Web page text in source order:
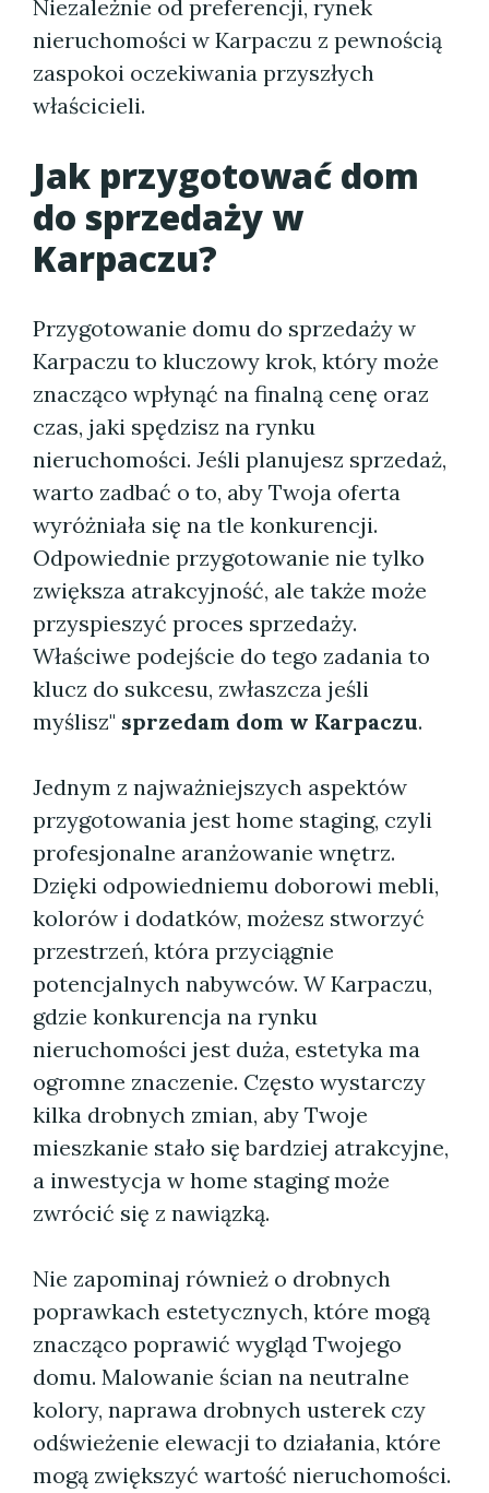
Niezależnie od preferencji, rynek
nieruchomości w Karpaczu z pewnością
zaspokoi oczekiwania przyszłych
właścicieli.
Jak przygotować dom
do sprzedaży w
Karpaczu?
Przygotowanie domu do sprzedaży w
Karpaczu to kluczowy krok, który może
znacząco wpłynąć na finalną cenę oraz
czas, jaki spędzisz na rynku
nieruchomości. Jeśli planujesz sprzedaż,
warto zadbać o to, aby Twoja oferta
wyróżniała się na tle konkurencji.
Odpowiednie przygotowanie nie tylko
zwiększa atrakcyjność, ale także może
przyspieszyć proces sprzedaży.
Właściwe podejście do tego zadania to
klucz do sukcesu, zwłaszcza jeśli
myślisz" sprzedam dom w Karpaczu.
Jednym z najważniejszych aspektów
przygotowania jest home staging, czyli
profesjonalne aranżowanie wnętrz.
Dzięki odpowiedniemu doborowi mebli,
kolorów i dodatków, możesz stworzyć
przestrzeń, która przyciągnie
potencjalnych nabywców. W Karpaczu,
gdzie konkurencja na rynku
nieruchomości jest duża, estetyka ma
ogromne znaczenie. Często wystarczy
kilka drobnych zmian, aby Twoje
mieszkanie stało się bardziej atrakcyjne,
a inwestycja w home staging może
zwrócić się z nawiązką.
Nie zapominaj również o drobnych
poprawkach estetycznych, które mogą
znacząco poprawić wygląd Twojego
domu. Malowanie ścian na neutralne
kolory, naprawa drobnych usterek czy
odświeżenie elewacji to działania, które
mogą zwiększyć wartość nieruchomości.